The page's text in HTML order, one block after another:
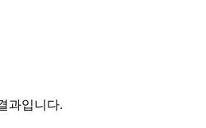
과입니다.